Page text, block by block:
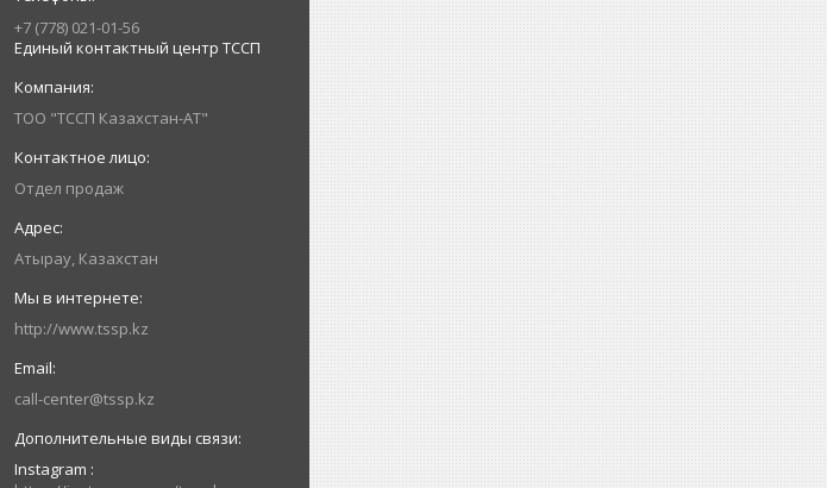
+7 (778) 021-01-56
Единый контактный центр ТССП
ТОО "ТССП Казахстан-АТ"
Отдел продаж
Атырау, Казахстан
http://www.tssp.kz
call-center@tssp.kz
Instagram